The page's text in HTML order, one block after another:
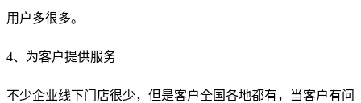
用户多很多。
4、为客户提供服务
不少企业线下门店很少，但是客户全国各地都有，当客户有问